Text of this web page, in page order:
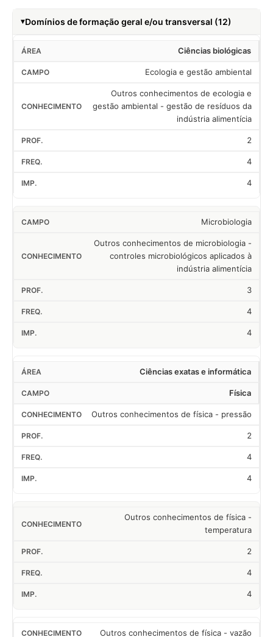
Domínios de formação geral e/ou transversal (12)
Ciências biológicas
Ecologia e gestão ambiental
Outros conhecimentos de ecologia e
gestão ambiental - gestão de resíduos da
indústria alimentícia
2
4
4
Microbiologia
Outros conhecimentos de microbiologia -
controles microbiológicos aplicados à
indústria alimentícia
3
4
4
Ciências exatas e informática
Física
Outros conhecimentos de física - pressão
2
4
4
Outros conhecimentos de física -
temperatura
2
4
4
Outros conhecimentos de física - vazão